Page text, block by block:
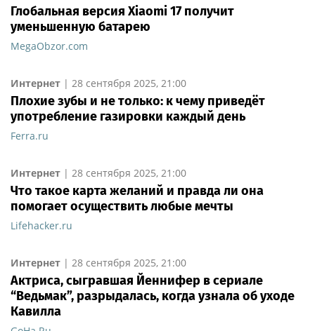
Глобальная версия Xiaomi 17 получит
уменьшенную батарею
MegaObzor.com
Интернет | 28 сентября 2025, 21:00
Плохие зубы и не только: к чему приведёт
употребление газировки каждый день
Ferra.ru
Интернет | 28 сентября 2025, 21:00
Что такое карта желаний и правда ли она
помогает осуществить любые мечты
Lifehacker.ru
Интернет | 28 сентября 2025, 21:00
Актриса, сыгравшая Йеннифер в сериале
“Ведьмак”, разрыдалась, когда узнала об уходе
Кавилла